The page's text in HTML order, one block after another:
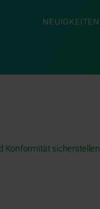
NEUIGKEITEN
Konformität sicherstellen